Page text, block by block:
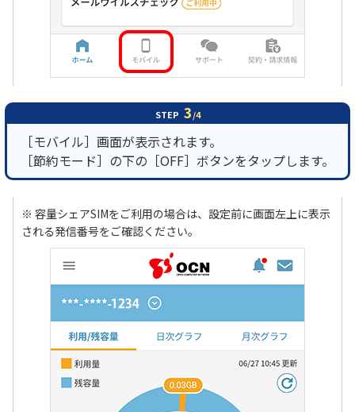
STEP 3/4
［モバイル］画面が表示されます。
［節約モード］の下の［OFF］ボタンをタップします。
※ 容量シェアSIMをご利用の場合は、設定前に画面左上に表示
される発信番号をご確認ください。